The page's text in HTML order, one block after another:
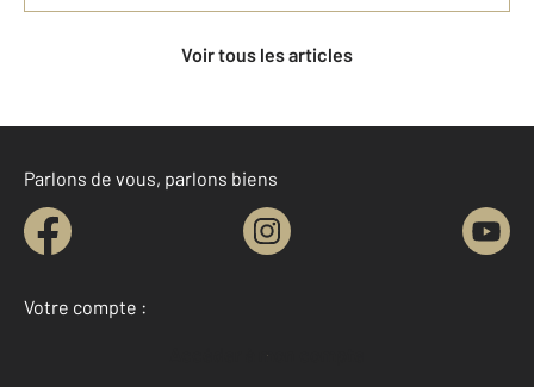
Voir tous les articles
Parlons de vous, parlons biens
Votre compte :
Accéder à mon compte